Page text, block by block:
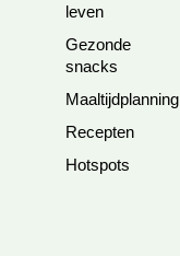
leven
Gezonde
snacks
Maaltijdplanning
Recepten
Hotspots